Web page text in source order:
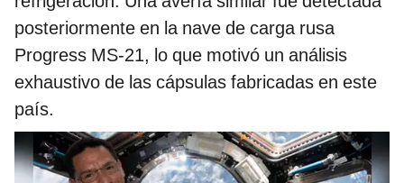
posteriormente en la nave de carga rusa
Progress MS-21, lo que motivó un análisis
exhaustivo de las cápsulas fabricadas en este
país.